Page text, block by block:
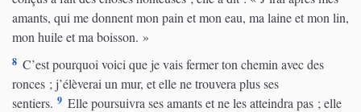
amants, qui me donnent mon pain et mon eau, ma laine et mon lin,
mon huile et ma boisson. »
8 C’est pourquoi voici que je vais fermer ton chemin avec des
ronces ; j’élèverai un mur, et elle ne trouvera plus ses
sentiers. 9 Elle poursuivra ses amants et ne les atteindra pas ; elle